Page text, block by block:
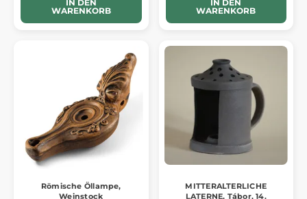
IN DEN
WARENKORB
IN DEN
WARENKORB
Römische Öllampe,
Weinstock
MITTERALTERLICHE
LATERNE, Tábor, 14.